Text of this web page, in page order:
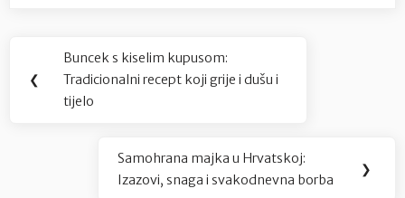
Navigacija
objava
❮
Previous
Post:
Buncek s kiselim kupusom:
Tradicionalni recept koji grije i dušu i
tijelo
Next
Post:
Samohrana majka u Hrvatskoj:
Izazovi, snaga i svakodnevna borba
❯